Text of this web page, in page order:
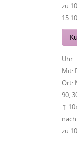
zu
Uhr
Mit:
Ort:
90,
↑
zu